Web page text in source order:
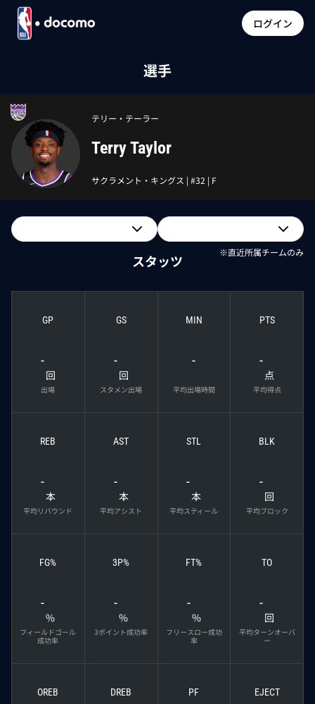
ログイン
選手
テリー・テーラー
Terry Taylor
サクラメント・キングス | #32 | F
スタッツ ※直近所属チームのみ
GP
-
回
出場
GS
-
回
スタメン出場
MIN
-
平均出場時間
PTS
-
点
平均得点
REB
-
本
平均リバウンド
AST
-
本
平均アシスト
STL
-
本
平均スティール
BLK
-
回
平均ブロック
FG%
-
%
フィールドゴール
成功率
3P%
-
%
3ポイント成功率
FT%
-
%
フリースロー成功
率
TO
-
回
平均ターンオーバ
ー
OREB DREB PF EJECT